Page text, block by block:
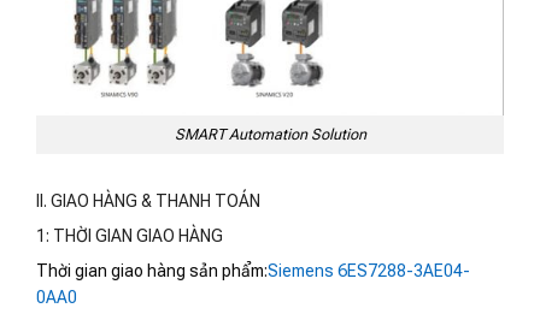
SMART Automation Solution
II. GIAO HÀNG & THANH TOÁN
1: THỜI GIAN GIAO HÀNG
Thời gian giao hàng sản phẩm:Siemens 6ES7288-3AE04-
0AA0